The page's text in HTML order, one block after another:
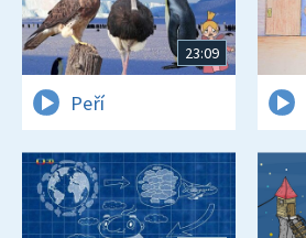
23:09
Peří